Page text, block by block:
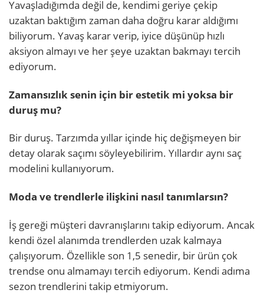
Yavaşladığımda değil de, kendimi geriye çekip
uzaktan baktığım zaman daha doğru karar aldığımı
biliyorum. Yavaş karar verip, iyice düşünüp hızlı
aksiyon almayı ve her şeye uzaktan bakmayı tercih
ediyorum.
Zamansızlık senin için bir estetik mi yoksa bir
duruş mu?
Bir duruş. Tarzımda yıllar içinde hiç değişmeyen bir
detay olarak saçımı söyleyebilirim. Yıllardır aynı saç
modelini kullanıyorum.
Moda ve trendlerle ilişkini nasıl tanımlarsın?
İş gereği müşteri davranışlarını takip ediyorum. Ancak
kendi özel alanımda trendlerden uzak kalmaya
çalışıyorum. Özellikle son 1,5 senedir, bir ürün çok
trendse onu almamayı tercih ediyorum. Kendi adıma
sezon trendlerini takip etmiyorum.